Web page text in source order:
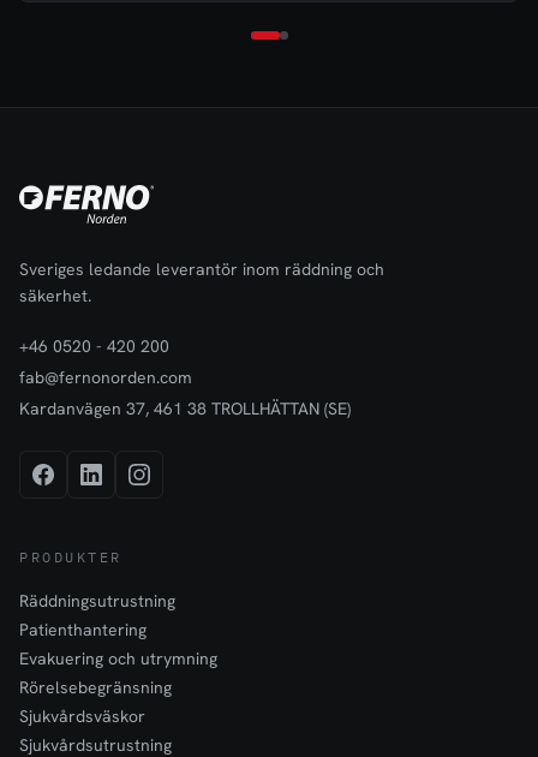
Sveriges ledande leverantör inom räddning och
säkerhet.
+46 0520 - 420 200
fab@fernonorden.com
Kardanvägen 37, 461 38 TROLLHÄTTAN (SE)
PRODUKTER
Räddningsutrustning
Patienthantering
Evakuering och utrymning
Rörelsebegränsning
Sjukvårdsväskor
Sjukvårdsutrustning